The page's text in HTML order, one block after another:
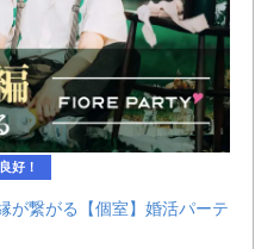
好！
が繋がる【個室】婚活パーテ